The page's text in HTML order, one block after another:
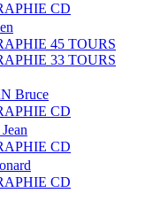
CD
45 TOURS
33 TOURS
Bruce
CD
CD
CD